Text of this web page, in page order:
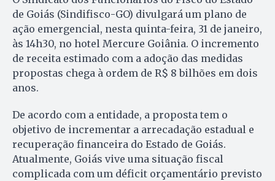
de Goiás (Sindifisco-GO) divulgará um plano de
ação emergencial, nesta quinta-feira, 31 de janeiro,
às 14h30, no hotel Mercure Goiânia. O incremento
de receita estimado com a adoção das medidas
propostas chega à ordem de R$ 8 bilhões em dois
anos.
De acordo com a entidade, a proposta tem o
objetivo de incrementar a arrecadação estadual e
recuperação financeira do Estado de Goiás.
Atualmente, Goiás vive uma situação fiscal
complicada com um déficit orçamentário previsto